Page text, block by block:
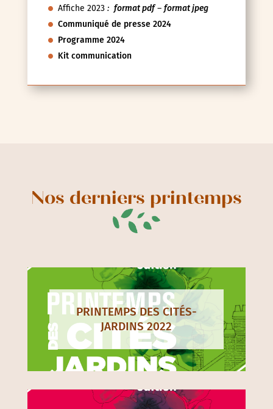
Affiche 2023: format pdf– format jpeg
Communiqué de presse 2024
Programme 2024
Kit communication
Nos derniers printemps
PRINTEMPS DES CITÉS-
JARDINS 2022